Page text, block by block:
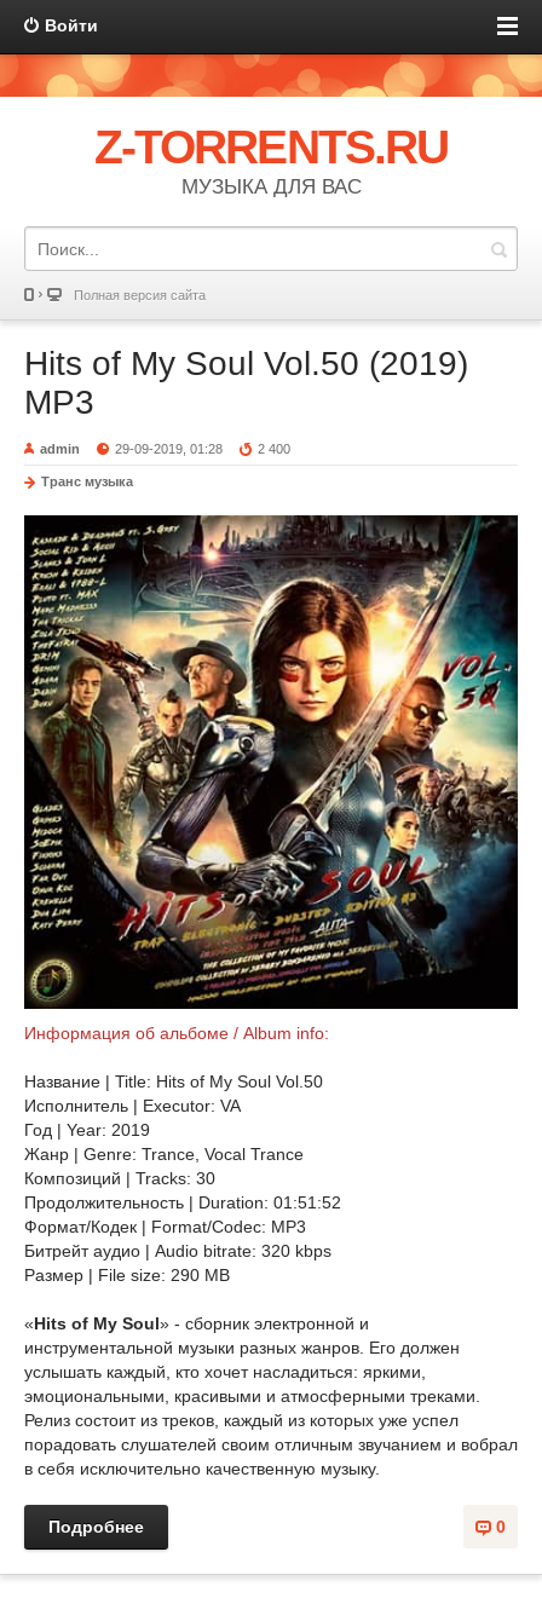
Войти
Z-TORRENTS.RU
МУЗЫКА ДЛЯ ВАС
Полная версия сайта
Hits of My Soul Vol.50 (2019)
MP3
admin 29-09-2019, 01:28 2 400
Транс музыка
Информация об альбоме / Album info:
Название | Title: Hits of My Soul Vol.50
Исполнитель | Executor: VA
Год | Year: 2019
Жанр | Genre: Trance, Vocal Trance
Композиций | Tracks: 30
Продолжительность | Duration: 01:51:52
Формат/Кодек | Format/Codec: MP3
Битрейт аудио | Audio bitrate: 320 kbps
Размер | File size: 290 MB
«Hits of My Soul» - сборник электронной и
инструментальной музыки разных жанров. Его должен
услышать каждый, кто хочет насладиться: яркими,
эмоциональными, красивыми и атмосферными треками.
Релиз состоит из треков, каждый из которых уже успел
порадовать слушателей своим отличным звучанием и вобрал
в себя исключительно качественную музыку.
0
Подробнее